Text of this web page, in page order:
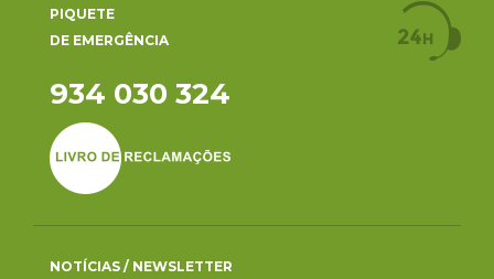
PIQUETE
DE EMERGÊNCIA
934 030 324
NOTÍCIAS / NEWSLETTER